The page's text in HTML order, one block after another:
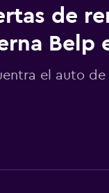
categories.
The
chart
has
Y
de
Belp
el auto